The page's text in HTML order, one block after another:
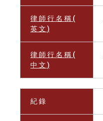
律 師 行 名 稱 (
英 文 )
律 師 行 名 稱 (
中 文 )
紀 錄